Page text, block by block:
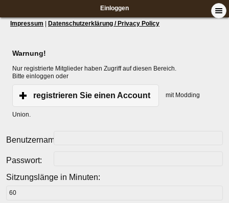
Einloggen
Impressum Datenschutzerklärung / Privacy Policy
Warnung!
Nur registrierte Mitglieder haben Zugriff auf diesen Bereich.
Bitte einloggen oder
registrieren Sie einen Account mit Modding
Union.
Benutzername:
Passwort:
Sitzungslänge in Minuten: